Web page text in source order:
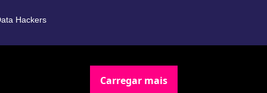
Hackers
Carregar mais